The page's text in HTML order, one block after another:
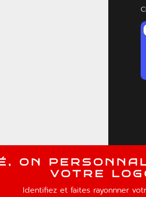
, O N P E R S O N N A
VOT R E LOG
Identifiez et faites rayonnner